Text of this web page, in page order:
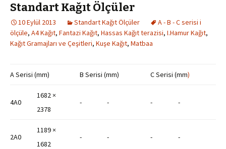
Standart Kağıt Ölçüler
10 Eylül 2013 Standart Kağıt Ölçüler
A - B - C serisi i
ölçüle, A4 Kağıt, Fantazi Kağıt, Hassas Kağıt terazisi, I.Hamur Kağıt,
Kağıt Gramajları ve Çeşitleri, Kuşe Kağıt, Matbaa
A Serisi (mm) B Serisi (mm) C Serisi (mm)
4A0
1682 ×
2378
- - - -
2A0
1189 ×
1682
- - - -